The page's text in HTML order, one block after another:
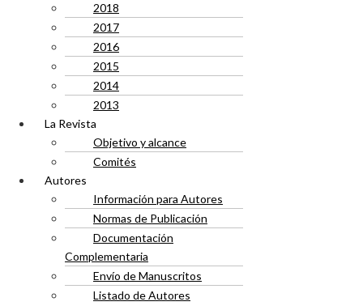
2018
2017
2016
2015
2014
2013
La Revista
Objetivo y alcance
Comités
Autores
Información para Autores
Normas de Publicación
Documentación
Complementaria
Envío de Manuscritos
Listado de Autores